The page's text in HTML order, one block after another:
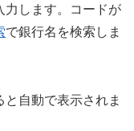
力します。コードが
で銀行名を検索しま
自動で表示されま